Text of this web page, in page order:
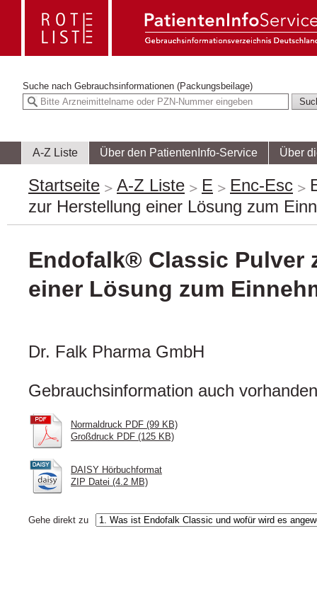
Suche nach Gebrauchsinformationen (Packungsbeilage)
A-Z Liste Über den PatientenInfo-Service Über
Startseite A-Z Liste E Enc-Esc
zur Herstellung einer Lösung zum
Endofalk® Classic Pulver
einer Lösung zum
Dr. Falk Pharma GmbH
Gebrauchsinformation auch
Normaldruck PDF (99 KB)
Großdruck PDF (125 KB)
DAISY Hörbuchformat
ZIP Datei (4.2 MB)
Gehe direkt zu